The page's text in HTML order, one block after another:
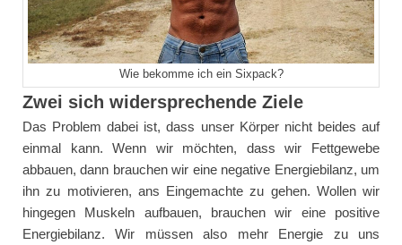
Wie bekomme ich ein Sixpack?
Zwei sich widersprechende Ziele
Das Problem dabei ist, dass unser Körper nicht beides auf
einmal kann. Wenn wir möchten, dass wir Fettgewebe
abbauen, dann brauchen wir eine negative Energiebilanz, um
ihn zu motivieren, ans Eingemachte zu gehen. Wollen wir
hingegen Muskeln aufbauen, brauchen wir eine positive
Energiebilanz. Wir müssen also mehr Energie zu uns